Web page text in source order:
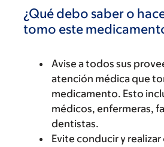
¿Qué debo saber o
tomo este
Avise a todos sus
atención médica que
medicamento. Esto
médicos, enfermeras,
dentistas.
Evite conducir y